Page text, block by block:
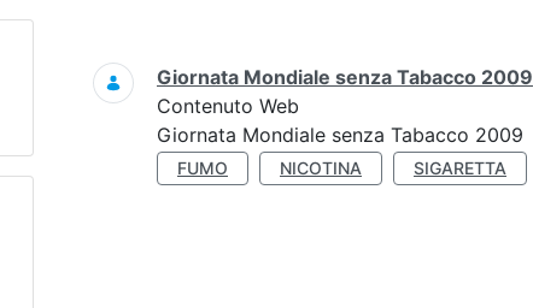
Ricerca
Giornata Mondiale senza Tabacco 2009
Contenuto Web
Giornata Mondiale senza Tabacco 2009
FUMO NICOTINA SIGARETTA